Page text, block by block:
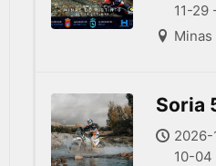
11-29
Soria
10-